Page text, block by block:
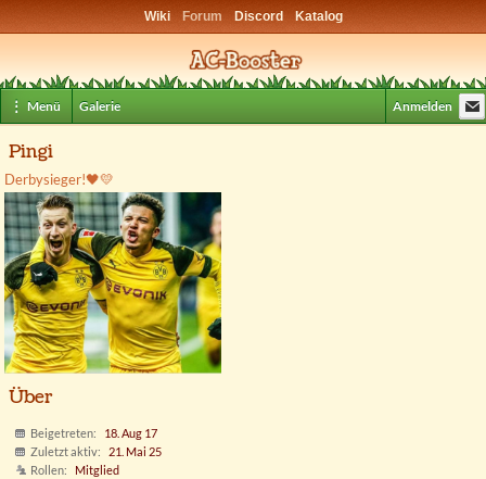
Wiki Forum Discord Katalog
⋮ Menü Galerie Anmelden
Pingi
Derbysieger!🖤💛
Über
Beigetreten
18. Aug 17
Zuletzt aktiv
21. Mai 25
Rollen
Mitglied